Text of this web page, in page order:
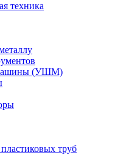
техника
(УШМ)
труб